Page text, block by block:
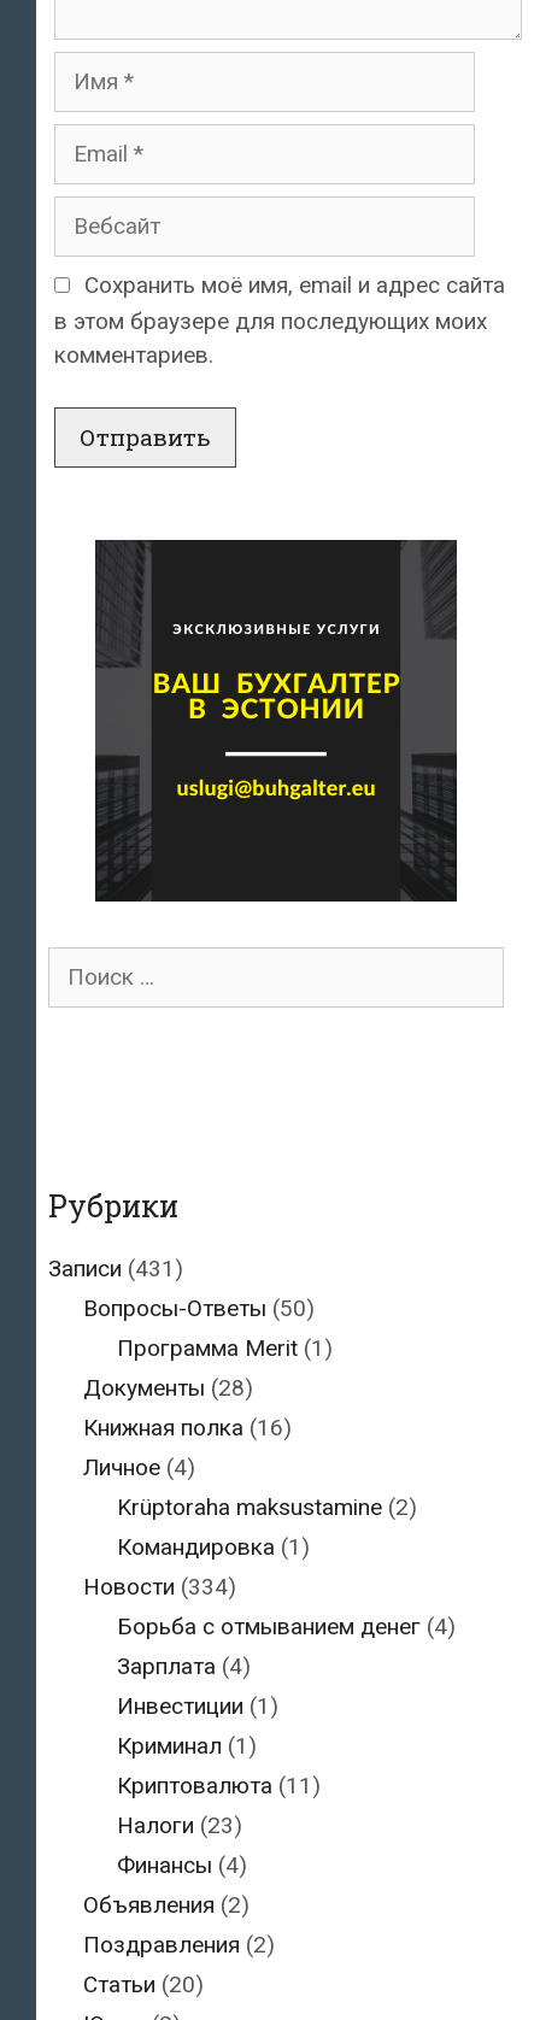
Имя
Email
Вебсайт
Сохранить моё имя, email и адрес сайта
в этом браузере для последующих моих
комментариев.
Поиск
Рубрики
Записи (431)
Вопросы-Ответы (50)
Программа Merit (1)
Документы (28)
Книжная полка (16)
Личное(4)
Krüptoraha maksustamine (2)
Командировка (1)
Новости (334)
Борьба с отмыванием денег (4)
Зарплата (4)
Инвестиции (1)
Криминал (1)
Криптовалюта (11)
Налоги (23)
Финансы (4)
Объявления (2)
Поздравления (2)
Статьи (20)